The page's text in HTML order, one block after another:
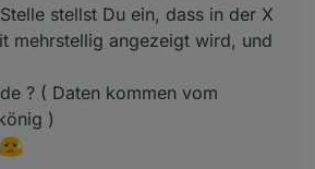
stellst Du ein, dass in der X
mehrstellig angezeigt wird, und
? ( Daten kommen vom
)